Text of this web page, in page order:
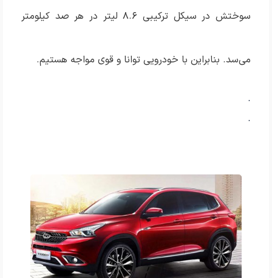
سوختش در سیکل ترکیبی ۸.۶ لیتر در هر صد کیلومتر
می‌سد. بنابراین با خودرویی توانا و قوی مواجه هستیم.
.
.